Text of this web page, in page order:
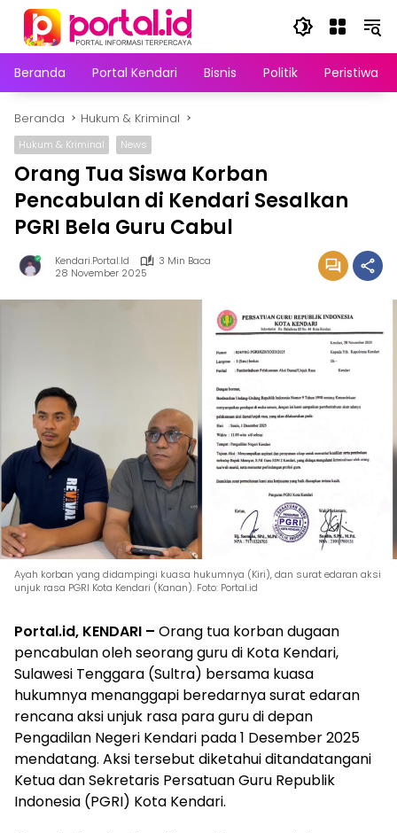
Langsung
konten
Beranda
Portal Kendari Bisnis Politik Peristiwa
Beranda Hukum & Kriminal
Hukum & Kriminal News
Orang Tua Siswa Korban
Pencabulan di Kendari Sesalkan
PGRI Bela Guru Cabul
Kendari.portal.id
3 Min Baca
28 November 2025
Ayah korban yang didampingi kuasa hukumnya (Kiri), dan surat edaran aksi
unjuk rasa PGRI Kota Kendari (Kanan). Foto: Portal.id
Portal.id, KENDARI – Orang tua korban dugaan
pencabulan oleh seorang guru di Kota Kendari,
Sulawesi Tenggara (Sultra) bersama kuasa
hukumnya menanggapi beredarnya surat edaran
rencana aksi unjuk rasa para guru di depan
Pengadilan Negeri Kendari pada 1 Desember 2025
mendatang. Aksi tersebut diketahui ditandatangani
Ketua dan Sekretaris Persatuan Guru Republik
Indonesia (PGRI) Kota Kendari.